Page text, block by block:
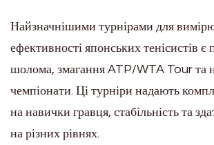
Найзначнішими турнірами для
ефективності японських тенісистів є
шолома, змагання ATP/WTA Tour та
чемпіонати. Ці турніри надають
на навички гравця, стабільність та
на різних рівнях.